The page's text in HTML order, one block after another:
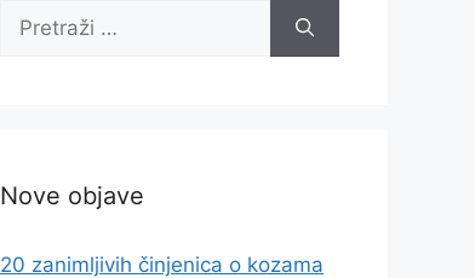
Pretraži:
Nove objave
20 zanimljivih činjenica o kozama